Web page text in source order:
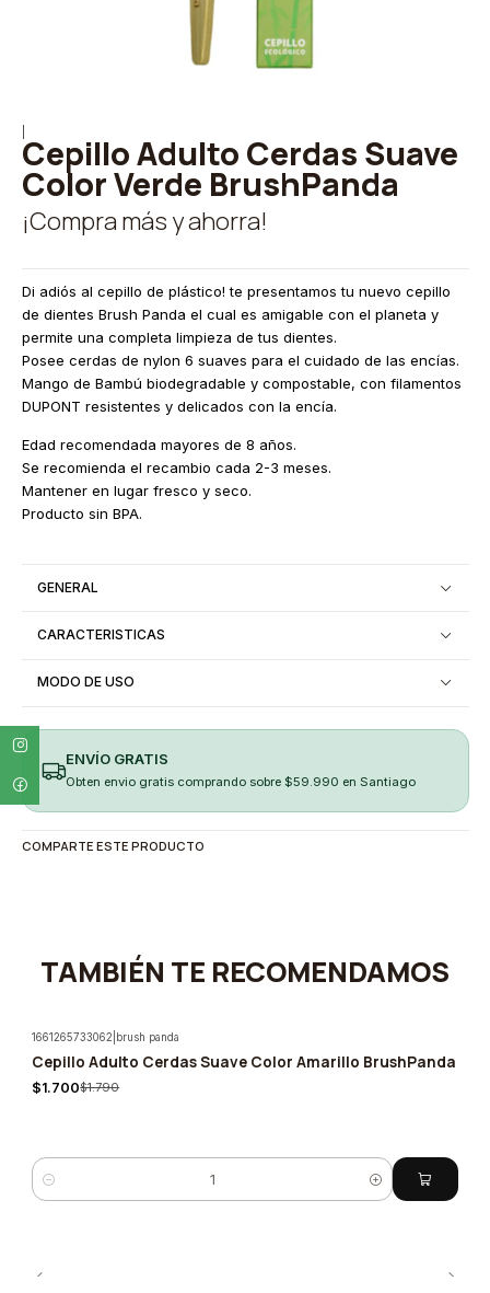
Cepillo Adulto Cerdas Suave
Color Verde BrushPanda
¡Compra más y ahorra!
Di adiós al cepillo de plástico! te presentamos tu nuevo cepillo
de dientes Brush Panda el cual es amigable con el planeta y
permite una completa limpieza de tus dientes.
Posee cerdas de nylon 6 suaves para el cuidado de las encías.
Mango de Bambú biodegradable y compostable, con filamentos
DUPONT resistentes y delicados con la encía.
Edad recomendada mayores de 8 años.
Se recomienda el recambio cada 2-3 meses.
Mantener en lugar fresco y seco.
Producto sin BPA.
GENERAL
CARACTERISTICAS
MODO DE USO
ENVÍO GRATIS
Obten envio gratis comprando sobre $59.990 en Santiago
COMPARTE ESTE PRODUCTO
TAMBIÉN TE RECOMENDAMOS
-5%
1661265733062 brush panda
Cepillo Adulto Cerdas Suave Color Amarillo BrushPanda
$1.700$1.790
Cantidad